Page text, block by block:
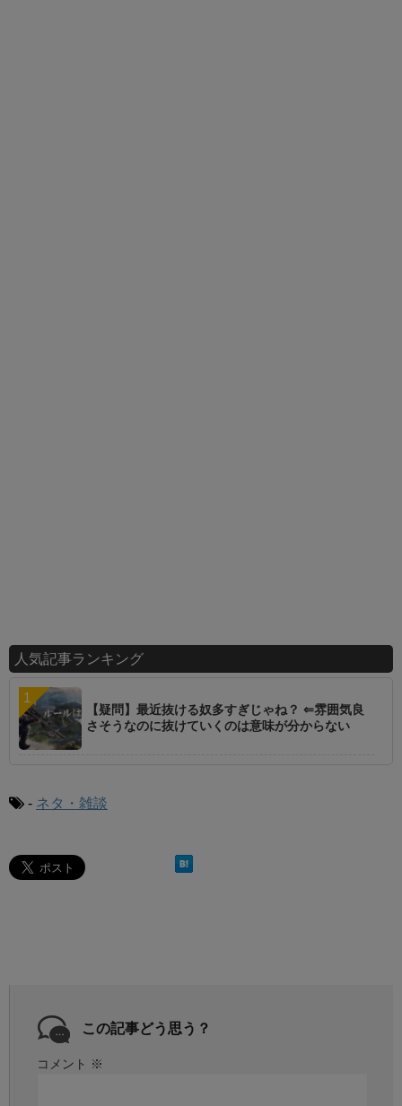
人気記事ランキング
【疑問】最近抜ける奴多すぎじゃね？ ⇐雰囲気良
さそうなのに抜けていくのは意味が分からない
- ネタ・雑談
この記事どう思う？
コメント ※